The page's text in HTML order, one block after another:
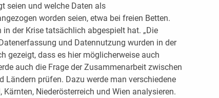
seien und welche Daten als
worden seien, etwa bei freien Betten.
der Krise tatsächlich abgespielt hat. „Die
und Datennutzung wurden in der
gezeigt, dass es hier möglicherweise auch
auch die Frage der Zusammenarbeit zwischen
Ländern prüfen. Dazu werde man verschiedene
Niederösterreich und Wien analysieren.